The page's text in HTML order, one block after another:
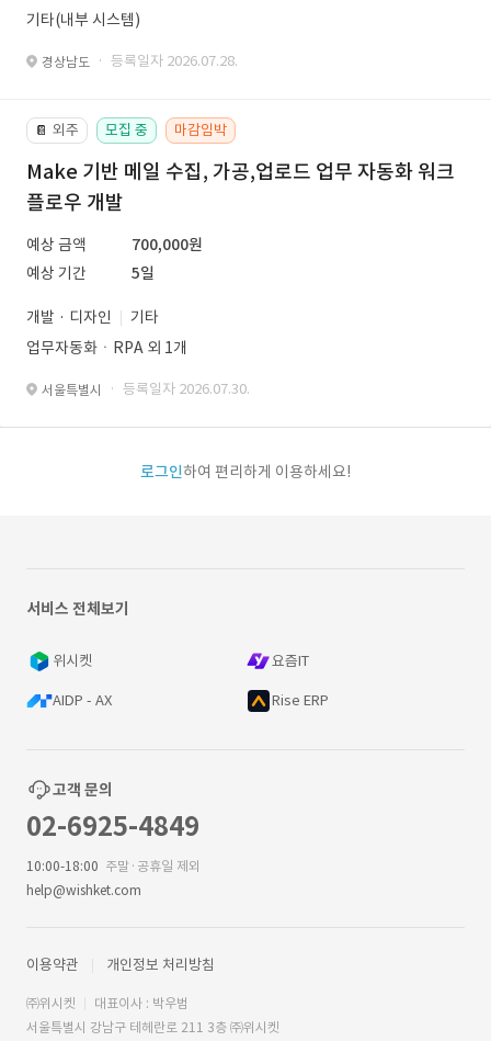
기타(내부 시스템)
경상남도 · 등록일자 2026.07.28.
📔 외주 모집 중 마감임박
Make 기반 메일 수집, 가공,업로드 업무 자동화 워크
플로우 개발
예상 금액
700,000원
예상 기간
5일
개발 · 디자인
기타
업무자동화ㆍRPA 외 1개
서울특별시 · 등록일자 2026.07.30.
로그인하여 편리하게 이용하세요!
서비스 전체보기
위시켓 요즘IT
AIDP - AX Rise ERP
고객 문의
02-6925-4849
10:00-18:00 주말·공휴일 제외
help@wishket.com
이용약관 개인정보 처리방침
㈜위시켓
대표이사 : 박우범
서울특별시 강남구 테헤란로 211 3층 ㈜위시켓